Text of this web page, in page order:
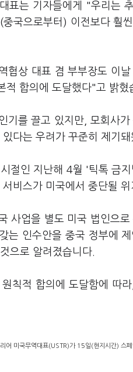
표는 기자들에게 "우리는
국으로부터) 이전보다 훨
협상 대표 겸 부부장도 이
적 합의에 도달했다"고 밝혔
기를 끌고 있지만, 모회사
다는 우려가 꾸준히 제기돼
절인 지난해 4월 '틱톡 금
비스가 미국에서 중단될 위
사업을 별도 미국 법인으
는 인수안을 중국 정부에
으로 알려졌습니다.
칙적 합의에 도달함에 따
어 미국무역대표(USTR)가 15일(현지시간) 스